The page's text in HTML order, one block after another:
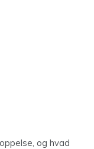
og hvad